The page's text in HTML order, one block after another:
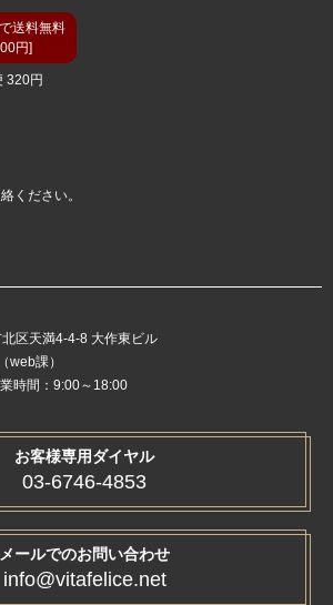
送料無料
円]
320円
ください。
区天満4-4-8 大作東ビル
web課）
時間：9:00～18:00
お客様専用ダイヤル
03-6746-4853
メールでのお問い合わせ
info@vitafelice.net